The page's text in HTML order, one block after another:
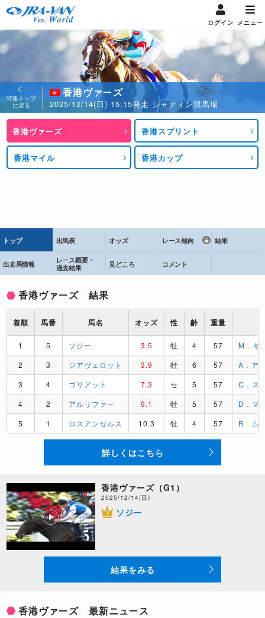
ログイン メニュー
特集トップ
に戻る
香港ヴァーズ
2025/12/14(日) 15:15発走 シャティン競馬場
香港ヴァーズ 香港スプリント
香港マイル 香港カップ
トップ 出馬表 オッズ レース傾向 結果
出走馬情報
レース概要・
過去結果
見どころ コメント
香港ヴァーズ 結果
着順 馬番 馬名 オッズ 性 齢 重量
1 5 ソジー 3.5 牡 4 57
M．ギ
2
3 ジアヴェロット 3.9 牡 6 57
A．ア
3
4 ゴリアット 7.3 セ 5 57
C．ス
4
2 アルリファー 9.1 牡 5 57
D．マ
5
1 ロスアンゼルス 10.3 牡 4 57 R．ム
詳しくはこちら
香港ヴァーズ（G1）
2025/12/14(日)
ソジー
結果をみる
香港ヴァーズ 最新ニュース